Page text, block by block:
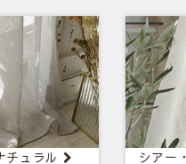
チュラル シアー・